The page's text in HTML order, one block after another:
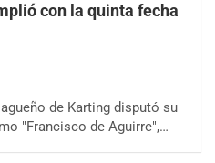
con la quinta fecha
de Karting disputó su
"Francisco de Aguirre",…